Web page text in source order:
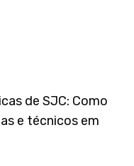
de SJC: Como
e técnicos em